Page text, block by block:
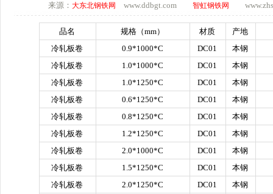
来源： 大东北钢铁网 www.ddbgt.com 智虹钢铁网
品名 规格（mm） 材质
产地
冷轧板卷
0.9*1000*C DC01
本钢
冷轧板卷
1.0*1000*C DC01
本钢
冷轧板卷
1.0*1250*C DC01
本钢
冷轧板卷
0.6*1250*C DC01
本钢
冷轧板卷
0.8*1250*C DC01
本钢
冷轧板卷
1.2*1250*C DC01
本钢
冷轧板卷
2.0*1000*C DC01
本钢
冷轧板卷
1.5*1250*C DC01
本钢
冷轧板卷
2.0*1250*C DC01
本钢